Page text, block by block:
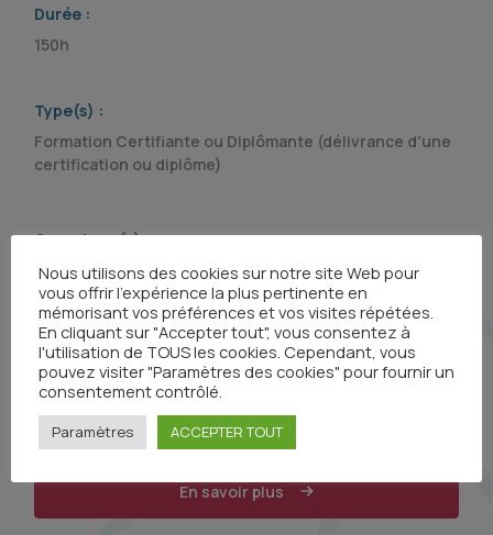
Durée :
150h
Type(s) :
Formation Certifiante ou Diplômante (délivrance d'une
certification ou diplôme)
Organisme(s) :
En savoir plus
Nous utilisons des cookies sur notre site Web pour
vous offrir l'expérience la plus pertinente en
mémorisant vos préférences et vos visites répétées.
En cliquant sur "Accepter tout", vous consentez à
l'utilisation de TOUS les cookies. Cependant, vous
pouvez visiter "Paramètres des cookies" pour fournir un
consentement contrôlé.
Paramètres ACCEPTER TOUT